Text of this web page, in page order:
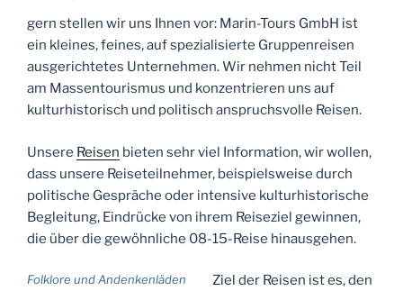
gern stellen wir uns Ihnen vor: Marin-Tours GmbH ist
ein kleines, feines, auf spezialisierte Gruppenreisen
ausgerichtetes Unternehmen. Wir nehmen nicht Teil
am Massentourismus und konzentrieren uns auf
kulturhistorisch und politisch anspruchsvolle Reisen.
Unsere Reisen bieten sehr viel Information, wir wollen,
dass unsere Reiseteilnehmer, beispielsweise durch
politische Gespräche oder intensive kulturhistorische
Begleitung, Eindrücke von ihrem Reiseziel gewinnen,
die über die gewöhnliche 08-15-Reise hinausgehen.
Folklore und Andenkenläden
Ziel der Reisen ist es, den